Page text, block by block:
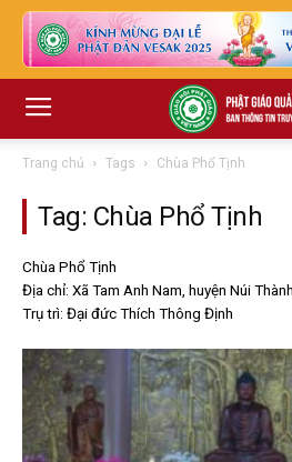
Trang chủ Tags Chùa Phổ Tịnh
Tag: Chùa Phổ Tịnh
Chùa Phổ Tịnh
Địa chỉ: Xã Tam Anh Nam, huyện Núi
Trụ trì: Đại đức Thích Thông Định